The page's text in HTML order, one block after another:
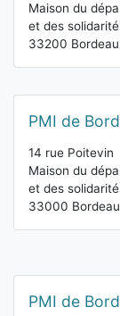
Maison du
et des
33200
PMI de
14 rue Poitevin
Maison du
et des
33000
PMI de